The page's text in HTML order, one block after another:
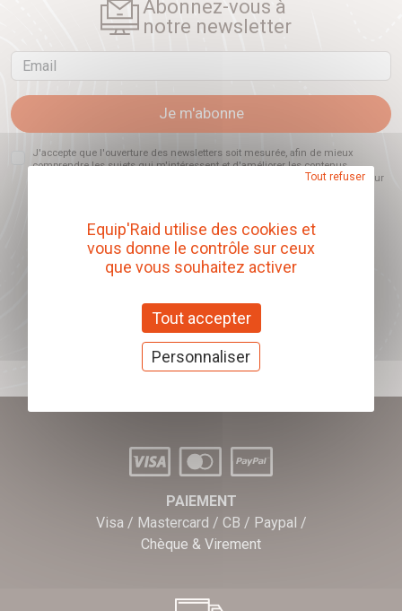
Abonnez-vous à
notre newsletter
Email
Je m'abonne
J'accepte que l'ouverture des newsletters soit mesurée, afin de mieux
comprendre les sujets qui m'intéressent et d'améliorer les contenus
proposés. Ce choix est modifiable à tout moment et reste sans incidence sur
Offrez nos chèques
J'offre des chèques cadeaux
PAIEMENT
Visa / Mastercard / CB / Paypal /
Chèque & Virement
Equip'Raid utilise des cookies et
vous donne le contrôle sur ceux
que vous souhaitez activer
Tout accepter
Tout refuser
Personnaliser